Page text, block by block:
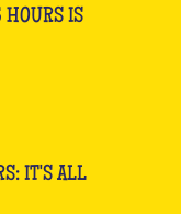
HOURS IS
IT'S ALL